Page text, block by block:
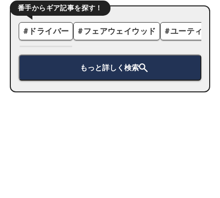
番手からギア記事を探す！
# ドライバー #フェアウェイウッド #ユーティリ
もっと詳しく検索